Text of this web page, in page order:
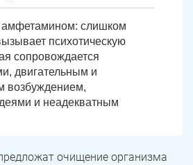
амфетамином: слишком
психотическую
сопровождается
двигательным и
возбуждением,
и неадекватным
очищение организма